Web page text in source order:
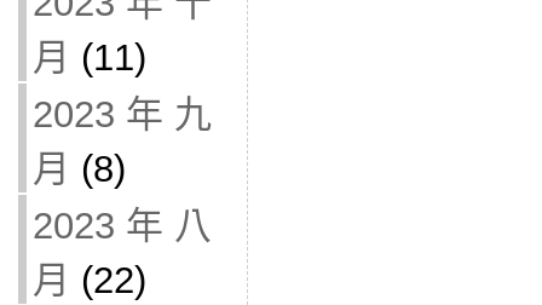
月 (11)
2023 年 九
月 (8)
2023 年 八
月 (22)